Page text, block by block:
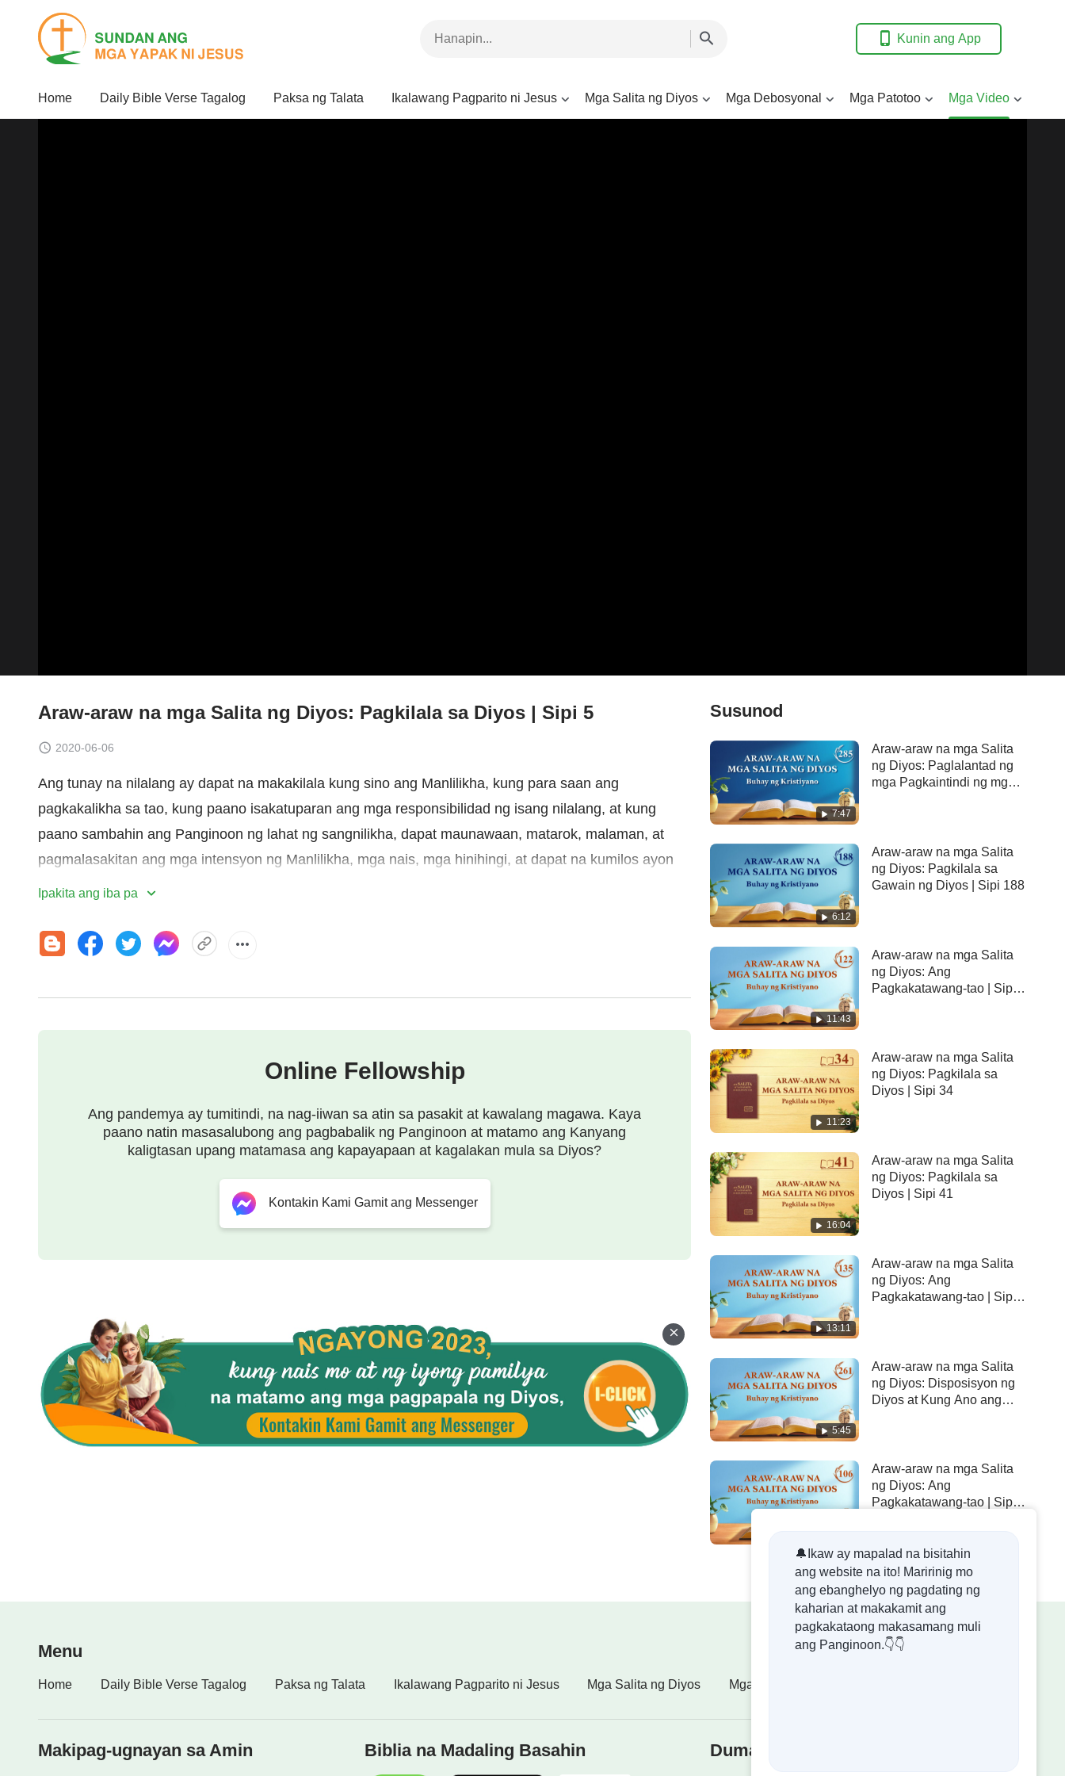
Kunin ang App
Home Daily Bible Verse Tagalog Paksa ng Talata Ikalawang Pagparito ni Jesus Mga Salita ng Diyos Mga Debosyonal Mga Patotoo Mga Video
Araw-araw na mga Salita ng Diyos: Pagkilala sa Diyos | Sipi 5
2020-06-06
Ang tunay na nilalang ay dapat na makakilala kung sino ang Manlilikha, kung para saan ang
pagkakalikha sa tao, kung paano isakatuparan ang mga responsibilidad ng isang nilalang, at kung
paano sambahin ang Panginoon ng lahat ng sangnilikha, dapat maunawaan, matarok, malaman, at
pagmalasakitan ang mga intensyon ng Manlilikha, mga nais, mga hinihingi, at dapat na kumilos ayon
sa paraan ng Manlilikha—ang matakot sa Diyos at umiwas sa masama.
Ang “magkaroon ng takot sa Diyos” ay hindi nangangahulugang walang katulad na sindak at takot, ni
maging, walang-kundisyon at walang-pagrereklamong pagsamba, pagbabalik, at pagsuko. Kung
walang tunay na pagkakilala sa Diyos, ang sangkatauhan ay hindi magkakaroon ng tunay na
paghanga, tunay na pagtitiwala, tunay na kaunawaan, tunay na pangangalaga o pagsunod, kundi takot
at pagkabalisa lamang, pagdududa lamang, di-pagkakaunawaan, pagtakas, at pag-iwas; kung walang
tunay na pagkakilala sa Diyos, ang sangkatauhan ay hindi magkakaroon ng tunay na pagtatalaga at
tunay na pagsamba at pagsuko, tanging bulag na pag-idolo lamang at pamahiin; kung walang tunay na
pagkakilala sa Diyos, ang sangkatauhan ay hindi makakakilos ayon sa paraan ng Diyos, o matatakot
Sa pagkakaroon ng tunay na pananalig sa Diyos, malalaman talaga ng sangkatauhan kung paano
sumunod sa Diyos at umasa sa Kanya; tanging sa tunay na pananalig at pagtitiwala sa Diyos
magkakaroon ang sangkatauhan ng tunay na pagkaunawa at pag-abot; kasama ng tunay na pag-abot
sa Diyos ay ang tunay na pagmamalasakit sa Kanya; tanging sa tunay na pagmamalasakit sa Diyos
magkakaroon ang sangkatauhan ng tunay na pagsunod; tanging sa tunay na pagsunod sa Diyos
makarating sa pagkatakot sa Diyos at pag-iwas sa masama.
Ang “pagkatakot sa Diyos at pag-iwas sa masama” at pagkilala sa Diyos ay di-mapaghihiwalay at
Ipakita ang iba pa
Online Fellowship
Ang pandemya ay tumitindi, na nag-iiwan sa atin sa pasakit at kawalang magawa. Kaya
paano natin masasalubong ang pagbabalik ng Panginoon at matamo ang Kanyang
kaligtasan upang matamasa ang kapayapaan at kagalakan mula sa Diyos?
Kontakin Kami Gamit ang Messenger
Susunod
7:47
Araw-araw na mga Salita
ng Diyos: Paglalantad ng
mga Pagkaintindi ng mga
6:12
Araw-araw na mga Salita
ng Diyos: Pagkilala sa
Gawain ng Diyos | Sipi 188
11:43
Araw-araw na mga Salita
ng Diyos: Ang
Pagkakatawang-tao | Sipi
11:23
Araw-araw na mga Salita
ng Diyos: Pagkilala sa
Diyos | Sipi 34
16:04
Araw-araw na mga Salita
ng Diyos: Pagkilala sa
Diyos | Sipi 41
13:11
Araw-araw na mga Salita
ng Diyos: Ang
Pagkakatawang-tao | Sipi
5:45
Araw-araw na mga Salita
ng Diyos: Disposisyon ng
Diyos at Kung Ano ang
Araw-araw na mga Salita
ng Diyos: Ang
Pagkakatawang-tao | Sipi
Menu
Home Daily Bible Verse Tagalog Paksa ng Talata Ikalawang Pagparito ni Jesus Mga Salita ng Diyos Mga Debosyonal
Makipag-ugnayan sa Amin Biblia na Madaling Basahin Dumating na ang Kaharian ng Diyos!
🔔Ikaw ay mapalad na bisitahin
ang website na ito! Maririnig mo
ang ebanghelyo ng pagdating ng
kaharian at makakamit ang
pagkakataong makasamang muli
ang Panginoon.👇👇